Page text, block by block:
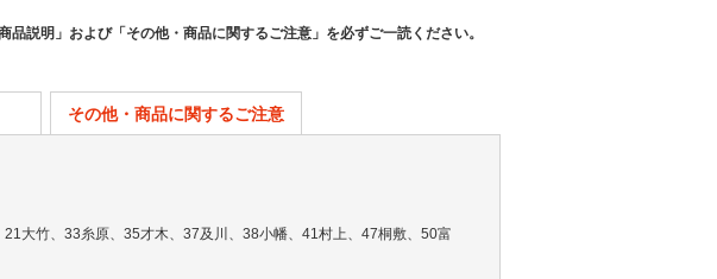
商品説明」および「その他・商品に関するご注意」を必ずご一読ください。
その他・商品に関するご注意
大竹、33糸原、35才木、37及川、38小幡、41村上、47桐敷、50富